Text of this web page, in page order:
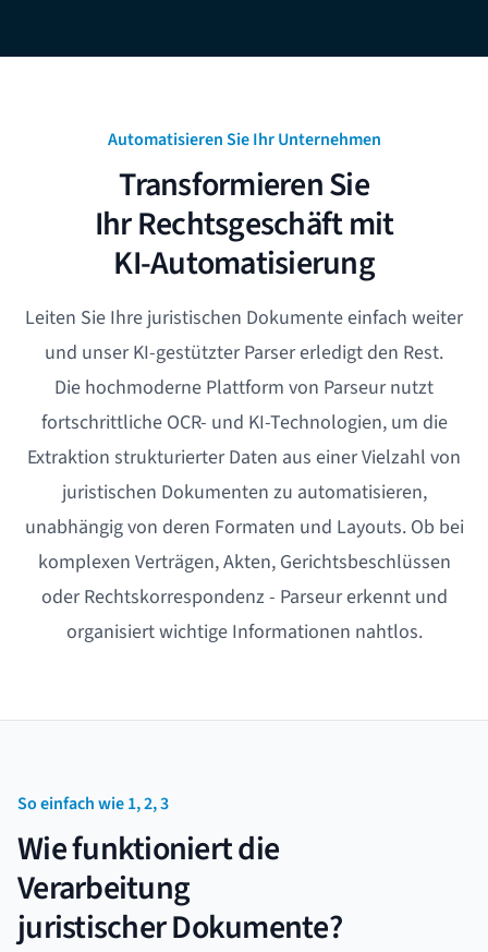
Automatisieren Sie Ihr Unternehmen
Transformieren Sie
Ihr Rechtsgeschäft mit
KI-Automatisierung
Leiten Sie Ihre juristischen Dokumente einfach weiter
und unser KI-gestützter Parser erledigt den Rest.
Die hochmoderne Plattform von Parseur nutzt
fortschrittliche OCR- und KI-Technologien, um die
Extraktion strukturierter Daten aus einer Vielzahl von
juristischen Dokumenten zu automatisieren,
unabhängig von deren Formaten und Layouts. Ob bei
komplexen Verträgen, Akten, Gerichtsbeschlüssen
oder Rechtskorrespondenz - Parseur erkennt und
organisiert wichtige Informationen nahtlos.
So einfach wie 1, 2, 3
Wie funktioniert die
Verarbeitung
juristischer Dokumente?